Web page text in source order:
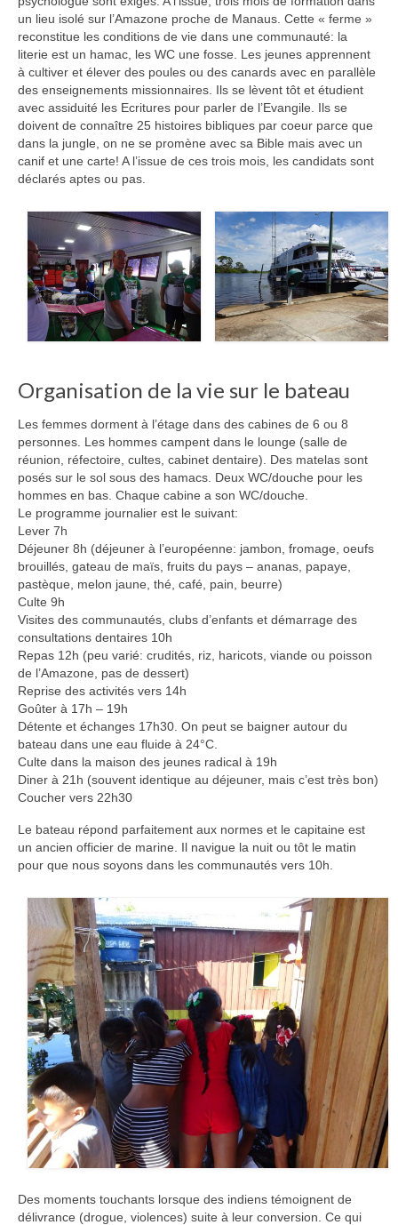
un lieu isolé sur l’Amazone proche de Manaus. Cette « ferme »
reconstitue les conditions de vie dans une communauté: la
literie est un hamac, les WC une fosse. Les jeunes apprennent
à cultiver et élever des poules ou des canards avec en parallèle
des enseignements missionnaires. Ils se lèvent tôt et étudient
avec assiduité les Ecritures pour parler de l’Evangile. Ils se
doivent de connaître 25 histoires bibliques par coeur parce que
dans la jungle, on ne se promène avec sa Bible mais avec un
canif et une carte! A l’issue de ces trois mois, les candidats sont
déclarés aptes ou pas.
Organisation de la vie sur le bateau
Les femmes dorment à l’étage dans des cabines de 6 ou 8
personnes. Les hommes campent dans le lounge (salle de
réunion, réfectoire, cultes, cabinet dentaire). Des matelas sont
posés sur le sol sous des hamacs. Deux WC/douche pour les
hommes en bas. Chaque cabine a son WC/douche.
Le programme journalier est le suivant:
Lever 7h
Déjeuner 8h (déjeuner à l’européenne: jambon, fromage, oeufs
brouillés, gateau de maïs, fruits du pays – ananas, papaye,
pastèque, melon jaune, thé, café, pain, beurre)
Culte 9h
Visites des communautés, clubs d’enfants et démarrage des
consultations dentaires 10h
Repas 12h (peu varié: crudités, riz, haricots, viande ou poisson
de l’Amazone, pas de dessert)
Reprise des activités vers 14h
Goûter à 17h – 19h
Détente et échanges 17h30. On peut se baigner autour du
bateau dans une eau fluide à 24°C.
Culte dans la maison des jeunes radical à 19h
Diner à 21h (souvent identique au déjeuner, mais c’est très bon)
Coucher vers 22h30
Le bateau répond parfaitement aux normes et le capitaine est
un ancien officier de marine. Il navigue la nuit ou tôt le matin
pour que nous soyons dans les communautés vers 10h.
Des moments touchants lorsque des indiens témoignent de
délivrance (drogue, violences) suite à leur conversion. Ce qui